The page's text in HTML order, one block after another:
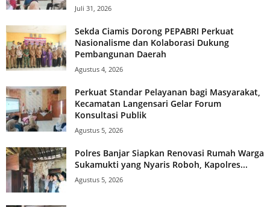
Juli 31, 2026
Sekda Ciamis Dorong PEPABRI Perkuat
Nasionalisme dan Kolaborasi Dukung
Pembangunan Daerah
Agustus 4, 2026
Perkuat Standar Pelayanan bagi Masyarakat,
Kecamatan Langensari Gelar Forum
Konsultasi Publik
Agustus 5, 2026
Polres Banjar Siapkan Renovasi Rumah Warga
Sukamukti yang Nyaris Roboh, Kapolres...
Agustus 5, 2026